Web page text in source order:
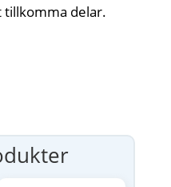
tillkomma delar.